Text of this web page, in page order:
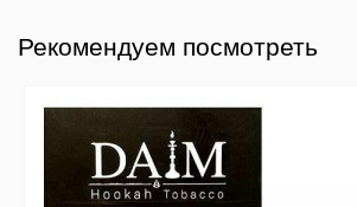
Рекомендуем посмотреть